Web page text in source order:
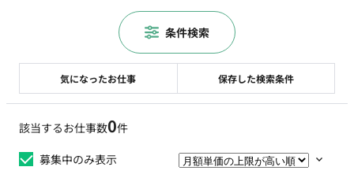
該当するお仕事数0件
募集中のみ表示
気になったお仕事 保存した検索条件
条件検索